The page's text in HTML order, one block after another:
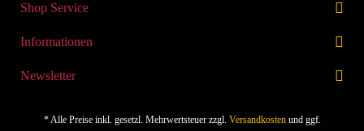
Shop Service
Informationen
Newsletter
* Alle Preise inkl. gesetzl. Mehrwertsteuer zzgl. Versandkostenund ggf.